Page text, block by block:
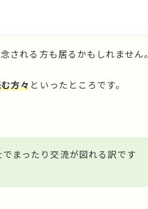
される方も居るかもしれません。
方々といったところです。
まったり交流が図れる訳です